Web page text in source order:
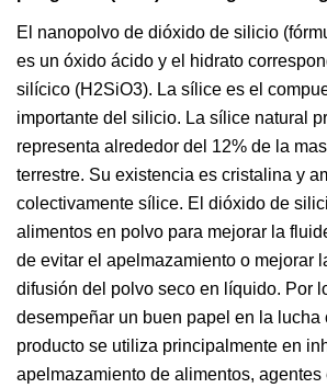
El nanopolvo de dióxido de silicio
es un óxido ácido y el hidrato
silícico (H2SiO3). La sílice es el
importante del silicio. La sílice natural
representa alrededor del 12% de la
terrestre. Su existencia es cristalina y
colectivamente sílice. El dióxido de
alimentos en polvo para mejorar la
de evitar el apelmazamiento o mejorar
difusión del polvo seco en líquido. Por
desempeñar un buen papel en la lucha
producto se utiliza principalmente en
apelmazamiento de alimentos, agentes